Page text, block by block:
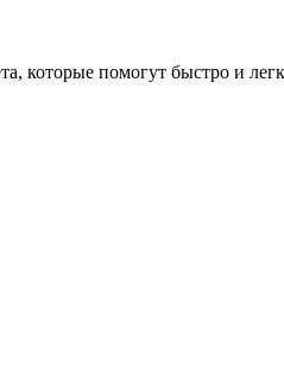
которые помогут быстро и